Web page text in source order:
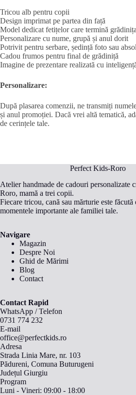
Tricou alb pentru copii
Design imprimat pe partea din față
Model dedicat fetițelor care termină grădinița
Personalizare cu nume, grupă și anul dorit
Potrivit pentru serbare, ședință foto sau
Cadou frumos pentru final de grădiniță
Imagine de prezentare realizată cu
Personalizare:
După plasarea comenzii, ne transmiți
și anul promoției. Dacă vrei altă tematică,
de cerințele tale.
Perfect Kids-Roro
Atelier handmade de cadouri personalizate
Roro, mamă a trei copii.
Fiecare tricou, cană sau mărturie este făcută
momentele importante ale familiei tale.
Navigare
Magazin
Despre Noi
Ghid de Mărimi
Blog
Contact
Contact Rapid
WhatsApp /Telefon
0731 774 232
E-mail
office@perfectkids.ro
Adresa
Strada Linia Mare, nr. 103
Pădureni, Comuna Buturugeni
Județul Giurgiu
Program
Luni - Vineri: 09:00 - 18:00